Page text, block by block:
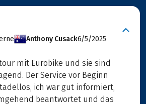
Anthony Cusack6/5/2025
mit Eurobike und sie sind
Der Service vor Beginn
ich war gut informiert,
beantwortet und das